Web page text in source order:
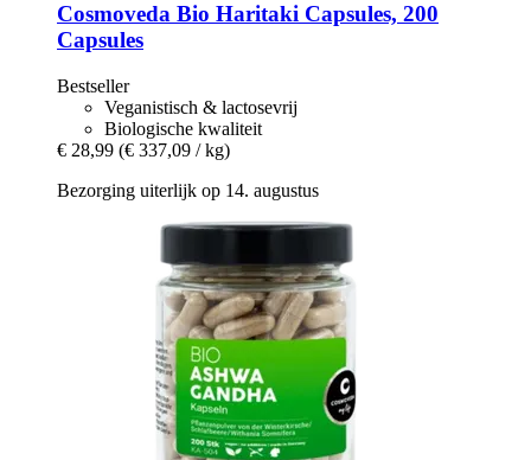
Cosmoveda Bio Haritaki Capsules, 200
Capsules
Bestseller
Veganistisch & lactosevrij
Biologische kwaliteit
€ 28,99 (€ 337,09 / kg)
Bezorging uiterlijk op 14. augustus